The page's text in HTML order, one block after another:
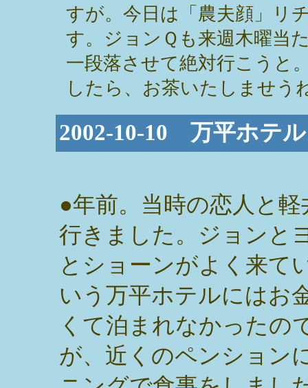
すが。今日は「農夫顔」リ
す。ジョンＱも来週木曜当
一段落させて絶対行こうと
したら、お茶いたしませう
2002-10-10 万平ホテ
●年前。当時の恋人と軽
行きました。ジョンと
とショーンがよく来て
いう万平ホテルにはお
くて泊まれなかったの
が、近くのペンション